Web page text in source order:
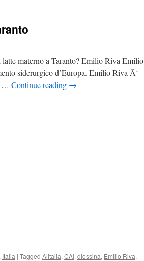
materno a Taranto? Emilio Riva Emilio
siderurgico d’Europa. Emilio Riva Ã¨
… Continue reading →
Italia | Tagged Alitalia, CAI, diossina, Emilio Riva,